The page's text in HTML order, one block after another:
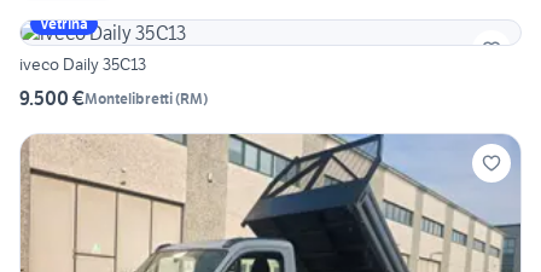
Vetrina
iveco Daily 35C13
9.500 €Montelibretti(RM)